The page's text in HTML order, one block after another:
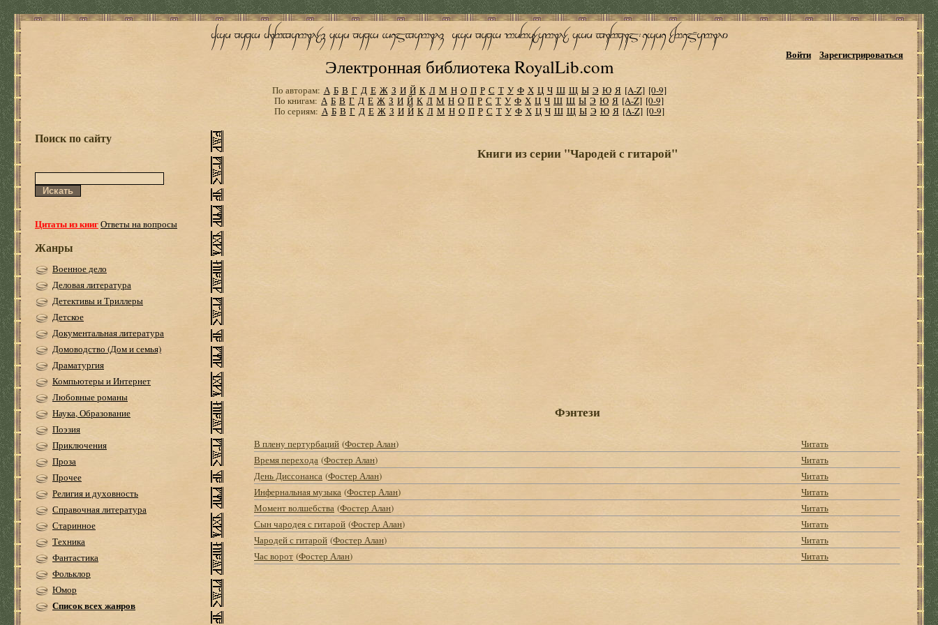
Электронная библиотека RoyalLib.com
Войти Зарегистрироваться
По авторам: А Б В Г Д Е Ж З И Й К Л М Н О П Р С Т У Ф Х Ц Ч Ш Щ Ы Э Ю Я [A-Z] [0-9]
По книгам: А Б В Г Д Е Ж З И Й К Л М Н О П Р С Т У Ф Х Ц Ч Ш Щ Ы Э Ю Я [A-Z] [0-9]
По сериям: А Б В Г Д Е Ж З И Й К Л М Н О П Р С Т У Ф Х Ц Ч Ш Щ Ы Э Ю Я [A-Z] [0-9]
Поиск по сайту
Цитаты из книгОтветы на вопросы
Жанры
Военное дело
Деловая литература
Детективы и Триллеры
Детское
Документальная литература
Домоводство (Дом и семья)
Драматургия
Компьютеры и Интернет
Любовные романы
Наука, Образование
Поэзия
Приключения
Проза
Прочее
Религия и духовность
Справочная литература
Старинное
Техника
Фантастика
Фольклор
Юмор
Список всех жанров
Книги из серии "Чародей с гитарой"
Фэнтези
В плену пертурбаций (Фостер Алан)
Читать
Время перехода (Фостер Алан)
Читать
День Диссонанса (Фостер Алан)
Читать
Инфернальная музыка (Фостер Алан)
Читать
Момент волшебства (Фостер Алан)
Читать
Сын чародея с гитарой (Фостер Алан)
Читать
Чародей с гитарой (Фостер Алан)
Читать
Час ворот (Фостер Алан) Читать